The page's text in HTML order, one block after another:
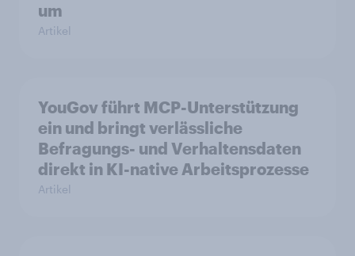
um
Artikel
YouGov führt MCP-Unterstützung
ein und bringt verlässliche
Befragungs- und Verhaltensdaten
direkt in KI-native Arbeitsprozesse
Artikel